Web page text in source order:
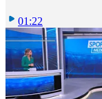
01:22